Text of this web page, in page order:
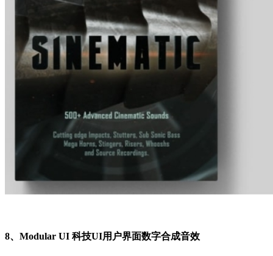
8、Modular UI 科技UI用户界面数字合成音效